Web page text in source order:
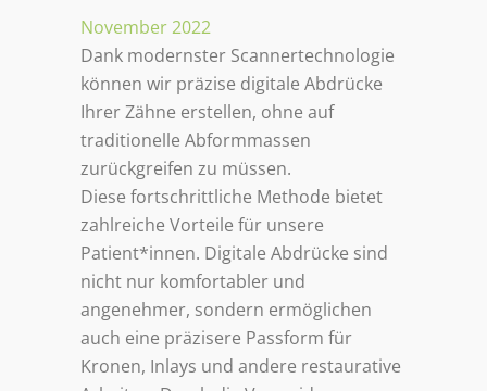
November 2022
Dank modernster Scannertechnologie
können wir präzise digitale Abdrücke
Ihrer Zähne erstellen, ohne auf
traditionelle Abformmassen
zurückgreifen zu müssen.
Diese fortschrittliche Methode bietet
zahlreiche Vorteile für unsere
Patient*innen. Digitale Abdrücke sind
nicht nur komfortabler und
angenehmer, sondern ermöglichen
auch eine präzisere Passform für
Kronen, Inlays und andere restaurative